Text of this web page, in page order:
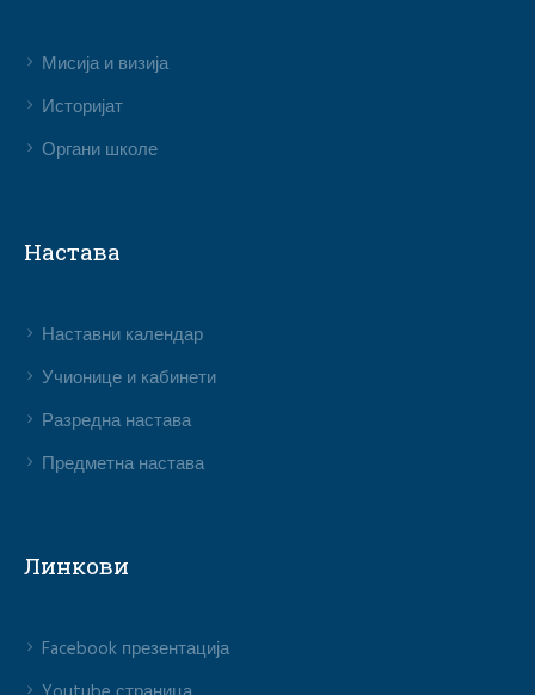
Мисија и визија
Историјат
Органи школе
Настава
Наставни календар
Учионице и кабинети
Разредна настава
Предметна настава
Линкови
Facebook презентација